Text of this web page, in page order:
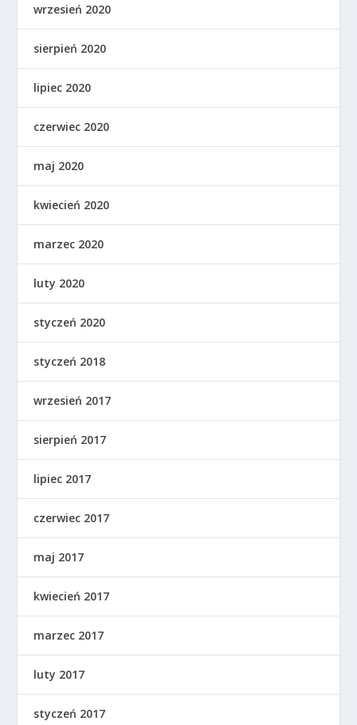
wrzesień 2020
sierpień 2020
lipiec 2020
czerwiec 2020
maj 2020
kwiecień 2020
marzec 2020
luty 2020
styczeń 2020
styczeń 2018
wrzesień 2017
sierpień 2017
lipiec 2017
czerwiec 2017
maj 2017
kwiecień 2017
marzec 2017
luty 2017
styczeń 2017